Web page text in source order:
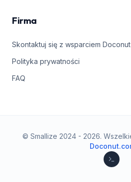
Firma
Skontaktuj się z wsparciem Doconut
Polityka prywatności
FAQ
© Smallize 2024 - 2026.